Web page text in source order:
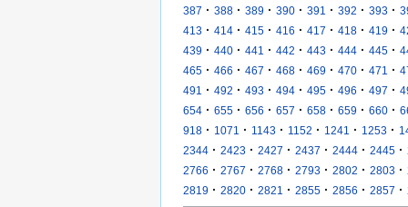
387 · 388 · 389 · 390 · 391 · 392 · 393 ·
413 · 414 · 415 · 416 · 417 · 418 · 419 ·
439 · 440 · 441 · 442 · 443 · 444 · 445 ·
465 · 466 · 467 · 468 · 469 · 470 · 471 ·
491
· 492 · 493 · 494 · 495 · 496 · 497 ·
654 · 655 · 656 · 657 · 658 · 659 · 660 ·
918 · 1071 · 1143 · 1152 · 1241 · 1253 ·
2344 · 2423 · 2427 · 2437 · 2444 · 2445 ·
2766 · 2767 · 2768 · 2793 · 2802 · 2803 ·
2819 · 2820 · 2821 · 2855 · 2856 · 2857 ·